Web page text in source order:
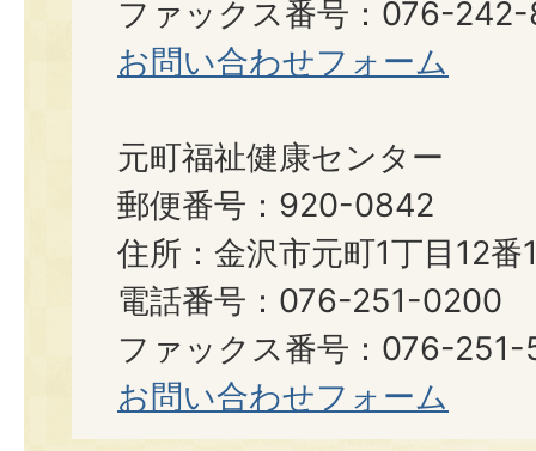
ファックス番号：076-
お問い合わせフォーム
元町福祉健康センター
郵便番号：920-0842
住所：金沢市元町1丁目12番
電話番号：076-251-0200
ファックス番号：076-
お問い合わせフォーム